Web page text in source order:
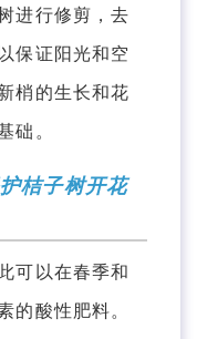
行修剪，去
保证阳光和空
梢的生长和花
础。
桔子树开花
以在春季和
的酸性肥料。